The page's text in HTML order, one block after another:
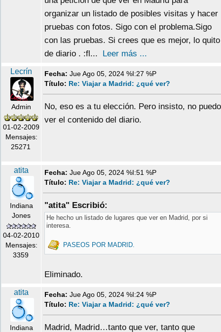
organizar un listado de posibles visitas y hacer
pruebas con fotos. Sigo con el problema.Sigo
con las pruebas. Si crees que es mejor, lo quito
de diario . :fl...
Leer más ...
Lecrín
Admin
01-02-2009
Mensajes:
25271
Fecha: Jue Ago 05, 2024 %I:27 %P
Título: Re: Viajar a Madrid: ¿qué ver?
No, eso es a tu elección. Pero insisto, no puedo
ver el contenido del diario.
atita
Indiana
Jones
04-02-2010
Mensajes:
3359
Fecha: Jue Ago 05, 2024 %I:51 %P
Título: Re: Viajar a Madrid: ¿qué ver?
"atita" Escribió:
He hecho un listado de lugares que ver en Madrid, por si
interesa.
PASEOS POR MADRID.
Eliminado.
atita
Indiana
Fecha: Jue Ago 05, 2024 %I:24 %P
Título: Re: Viajar a Madrid: ¿qué ver?
Madrid, Madrid…tanto que ver, tanto que